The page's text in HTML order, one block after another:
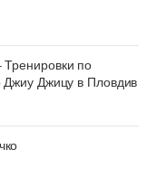
Тренировки по
Джиу Джицу в Пловдив